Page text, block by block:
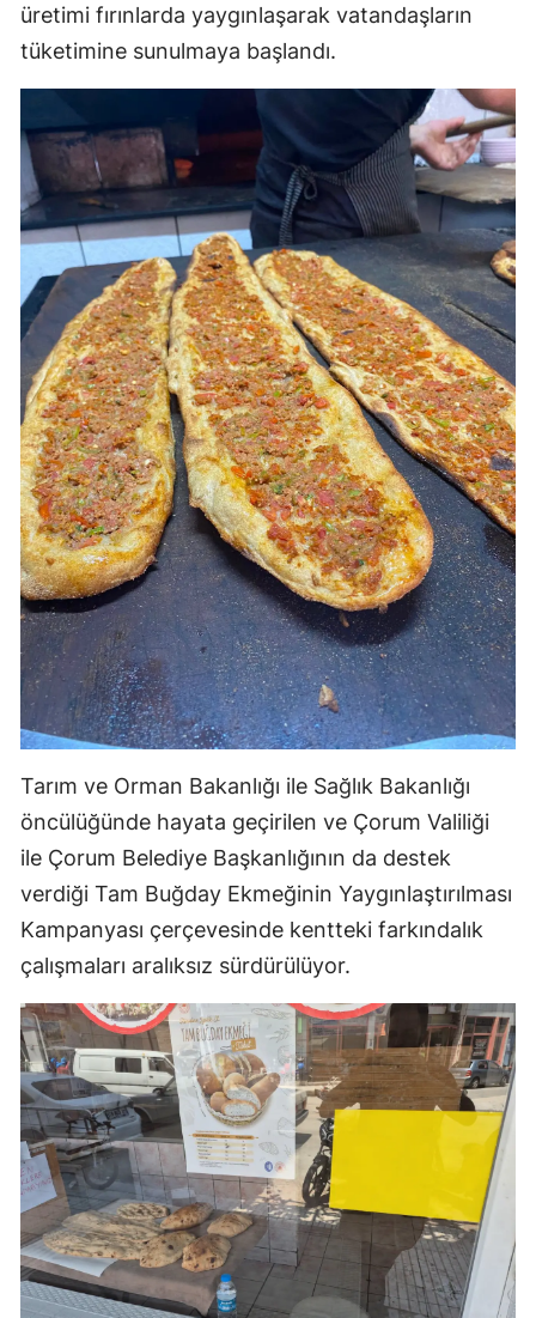
Kırşehir
Kocaeli
Konya
Kütahya
Malatya
Manisa
Kahramanmaraş
Mardin
Muğla
Muş
Nevşehir
Niğde
Ordu
Rize
Sakarya
Samsun
Siirt
Sinop
Tekirdağ
Tokat
Trabzon
Şanlıurfa
Uşak
Van
üretimi fırınlarda yaygınlaşarak vatandaşların
tüketimine sunulmaya başlandı.
Tarım ve Orman Bakanlığı ile Sağlık Bakanlığı
öncülüğünde hayata geçirilen ve Çorum Valiliği
ile Çorum Belediye Başkanlığının da destek
verdiği Tam Buğday Ekmeğinin Yaygınlaştırılması
Kampanyası çerçevesinde kentteki farkındalık
çalışmaları aralıksız sürdürülüyor.